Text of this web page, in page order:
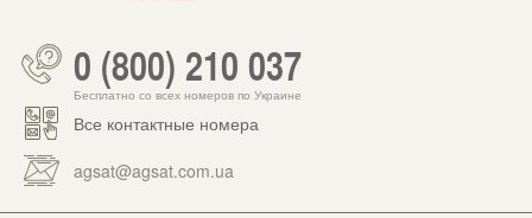
0 (800) 210 037
Бесплатно со всех номеров по Украине
Все контактные номера
agsat@agsat.com.ua